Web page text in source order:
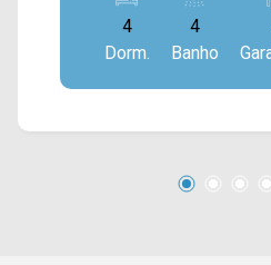
inverno, escritório e área de
lazer contém, espaço
churrasqueira, piscina e
04 banheiros, sendo 01
São Salvador, Av. Brasil,
4
Dorm.
4
Banho